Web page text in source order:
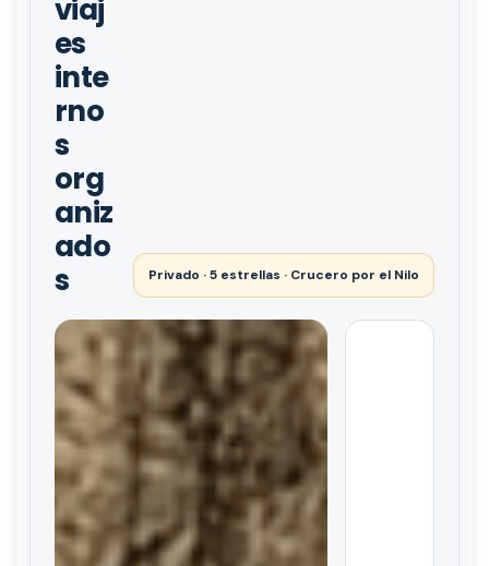
viaj
es
inte
rno
s
org
aniz
ado
s
Privado · 5 estrellas · Crucero por el Nilo